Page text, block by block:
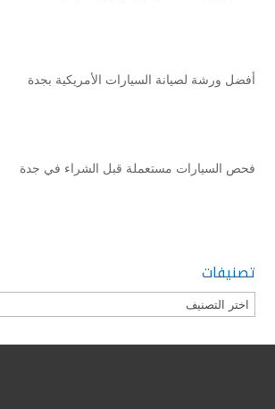
أفضل ورشة لصيانة السيارات الأمريكية بجدة
فحص السيارات مستعملة قبل الشراء في جدة
تصنيفات
تصنيفات